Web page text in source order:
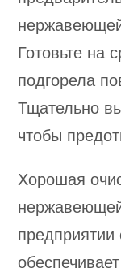
Готовьте на
подгорела
Тщательно
чтобы
Хорошая
предприятии